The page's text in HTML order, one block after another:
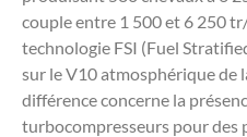
couple entre 1 500 et 6 250
technologie FSI (Fuel
sur le V10 atmosphérique de
différence concerne la
turbocompresseurs pour des